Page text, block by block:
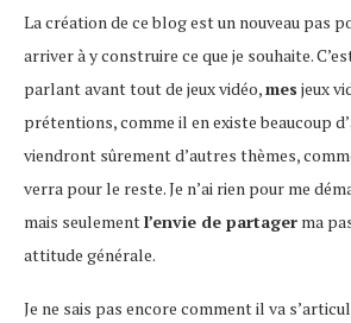
La création de ce blog est un nouveau pas
arriver à y construire ce que je souhaite.
parlant avant tout de jeux vidéo,mes jeux
prétentions, comme il en existe beaucoup
viendront sûrement d’autres thèmes,
verra pour le reste. Je n’ai rien pour me
mais seulementl’envie de partager ma
attitude générale.
Je ne sais pas encore comment il va